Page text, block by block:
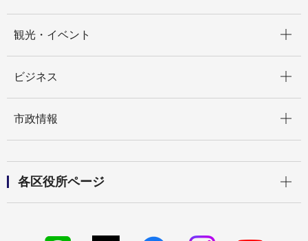
観光・イベント
ビジネス
市政情報
各区役所ページ